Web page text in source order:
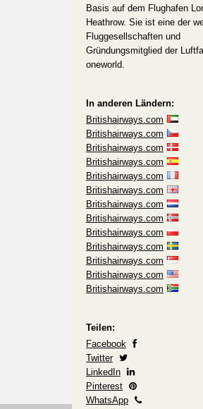
Basis auf dem Flughafen
Heathrow. Sie ist eine der
Fluggesellschaften und
Gründungsmitglied der
oneworld.
In anderen Ländern:
Britishairways.com
Britishairways.com
Britishairways.com
Britishairways.com
Britishairways.com
Britishairways.com
Britishairways.com
Britishairways.com
Britishairways.com
Britishairways.com
Britishairways.com
Britishairways.com
Britishairways.com
Teilen:
Facebook
Twitter
LinkedIn
Pinterest
WhatsApp